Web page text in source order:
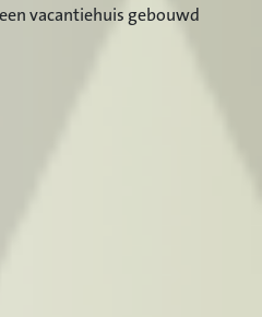
vacantiehuis gebouwd